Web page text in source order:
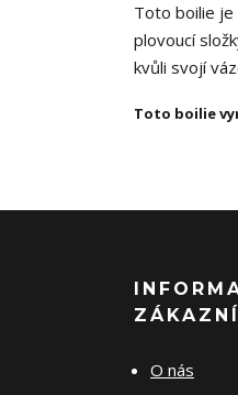
Toto boilie je
plovoucí
kvůli svojí
Toto boilie
O nás